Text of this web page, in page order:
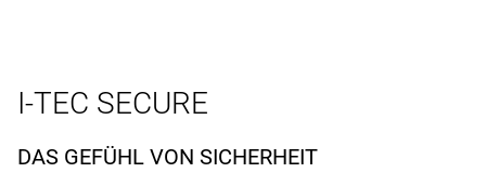
I-TEC SECURE
DAS GEFÜHL VON SICHERHEIT